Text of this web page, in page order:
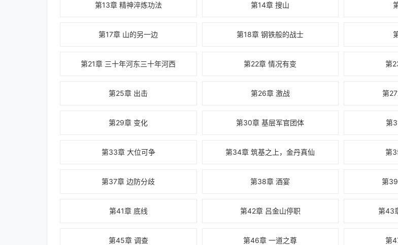
第13章 精神淬炼功法 第14章 搜山
第17章 山的另一边 第18章 钢铁般的战士
第21章 三十年河东三十年河西 第22章 情况有变 第
第25章 出击 第26章 激战 第
第29章 变化 第30章 基层军官团体 第
第33章 大位可争 第34章 筑基之上，金丹真仙 第
第37章 边防分歧 第38章 酒宴 第
第41章 底线 第42章 吕金山停职 第43
第45章 调查 第46章 一道之尊 第